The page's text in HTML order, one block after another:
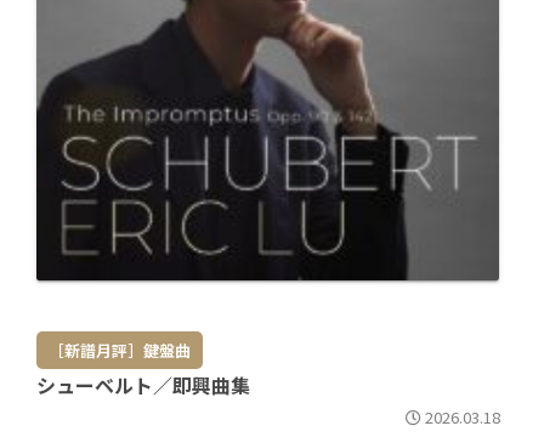
［新譜月評］鍵盤曲
シューベルト／即興曲集
2026.03.18